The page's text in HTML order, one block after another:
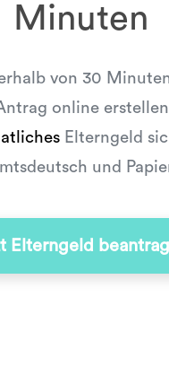
Minuten
von 30
online
Elterngeld
und
Elterngeld